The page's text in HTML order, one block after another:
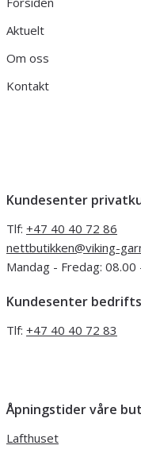
Aktuelt
Om oss
Kontakt
Kundesenter
Tlf: +47 40 40 72 86
nettbutikken@viking-
Mandag - Fredag: 08.00
Kundesenter
Tlf: +47 40 40 72 83
Åpningstider våre
Lafthuset